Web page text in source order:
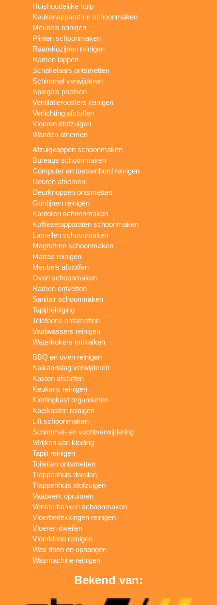
Huishoudelijke hulp
Keukenapparatuur schoonmaken
Meubels reinigen
Plinten schoonmaken
Raamkozijnen reinigen
Ramen lappen
Schakelaars ontsmetten
Schimmel verwijderen
Spiegels poetsen
Ventilatieroosters reinigen
Verlichting afstoffen
Vloeren stofzuigen
Wanden afnemen
Afzuigkappen schoonmaken
Bureaus schoonmaken
Computer en toetsenbord reinigen
Deuren afnemen
Deurknoppen ontsmetten
Gordijnen reinigen
Kantoren schoonmaken
Koffiezetapparaten schoonmaken
Lamellen schoonmaken
Magnetron schoonmaken
Matras reinigen
Meubels afstoffen
Oven schoonmaken
Ramen ontvetten
Sanitair schoonmaken
Tapijtreiniging
Telefoons ontsmetten
Vaatwassers reinigen
Waterkokers ontkalken
BBQ en oven reinigen
Kalkaanslag verwijderen
Kasten afstoffen
Keukens reinigen
Kledingkast organiseren
Koelkasten reinigen
Lift schoonmaken
Schimmel- en vochtverwijdering
Strijken van kleding
Tapijt reinigen
Toiletten ontsmetten
Trappenhuis dweilen
Trappenhuis stofzuigen
Vaatwerk opruimen
Vensterbanken schoonmaken
Vloerbedekkingen reinigen
Vloeren dweilen
Vloerkleed reinigen
Was doen en ophangen
Wasmachine reinigen
Bekend van: